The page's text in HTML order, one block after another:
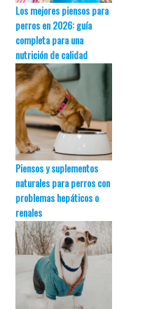
Los mejores piensos para
perros en 2026: guía
completa para una
nutrición de calidad
Piensos y suplementos
naturales para perros con
problemas hepáticos o
renales